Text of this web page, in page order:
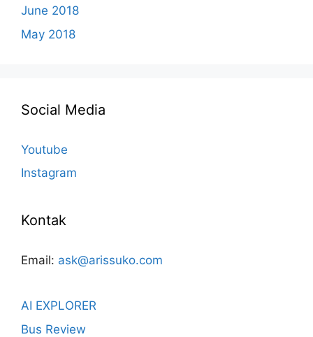
June 2018
May 2018
Social Media
Youtube
Instagram
Kontak
Email: ask@arissuko.com
AI EXPLORER
Bus Review